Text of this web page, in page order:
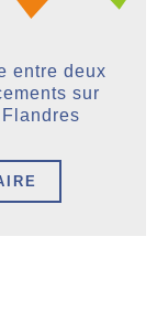
entre deux
sur